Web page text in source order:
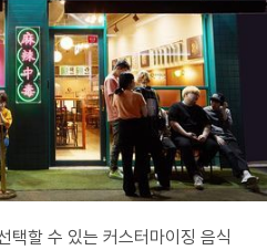
택할 수 있는 커스터마이징 음식